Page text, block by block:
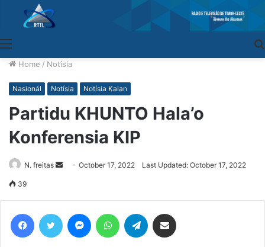
Home / Notísia
Nasionál Notísia Notísia Kalan
Partidu KHUNTO Hala’o
Konferensia KIP
N. freitas
SendOctober 17, 2022 Last Updated: October 17, 2022
39